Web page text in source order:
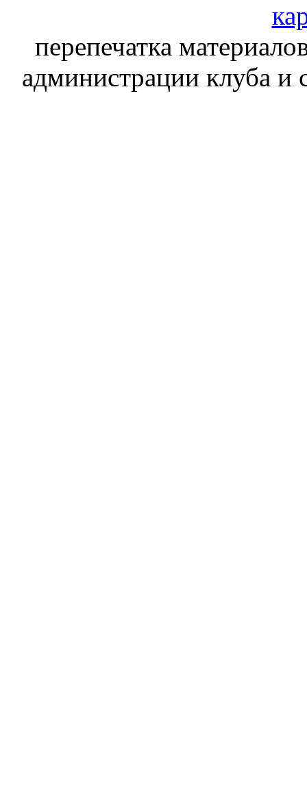
перепечатка
администрации клуба и